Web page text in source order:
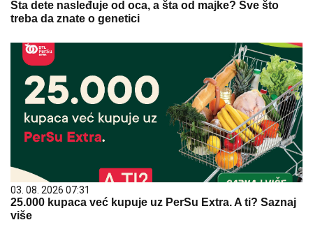
Šta dete nasleđuje od oca, a šta od majke? Sve što
treba da znate o genetici
03. 08. 2026 07:31
25.000 kupaca već kupuje uz PerSu Extra. A ti? Saznaj
više